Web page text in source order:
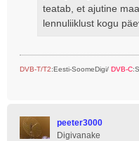
teatab, et ajutine
lennuliiklust kogu
DVB-T/T2:Eesti-SoomeDigi/ DVB-C
peeter3000
Digivanake